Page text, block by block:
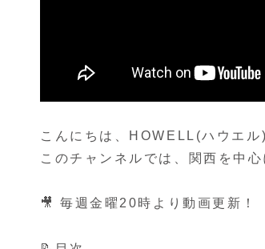
こんにちは、HOWELL(ハウエル)
このチャンネルでは、関西を中
🎥 毎週金曜20時より動画更新！